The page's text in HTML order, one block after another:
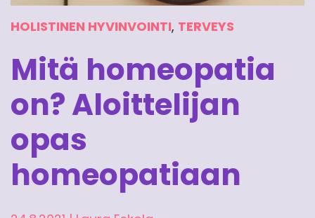
HOLISTINEN HYVINVOINTI, TERVEYS
Mitä homeopatia
on? Aloittelijan
opas
homeopatiaan